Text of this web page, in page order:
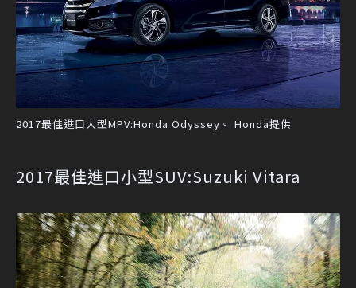
2017最佳進口大型MPV:Honda Odyssey。 Honda提供
2017最佳進口小型SUV:Suzuki Vitara